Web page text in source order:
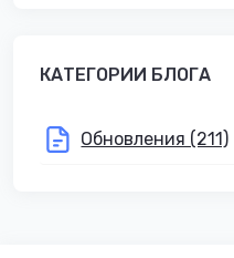
КАТЕГОРИИ БЛОГА
Обновления (211)